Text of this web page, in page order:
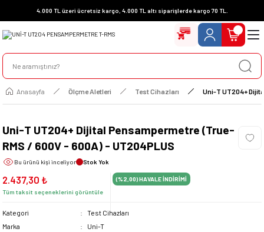
4.000 TL üzeri ücretsiz kargo, 4.000 TL altı siparişlerde kargo 70 TL.
Anasayfa Ölçme Aletleri Test Cihazları Uni-T UT204+
Uni-T UT204+ Dijital Pensampermetre (True-
RMS / 600V - 600A) - UT204PLUS
Bu ürünü kişi inceliyor Stok Yok
2.437,30 ₺
Tüm taksit seçeneklerini görüntüle
(%2,00)HAVALE İNDİRİMİ
Kategori
Test Cihazları
Marka
Uni-T